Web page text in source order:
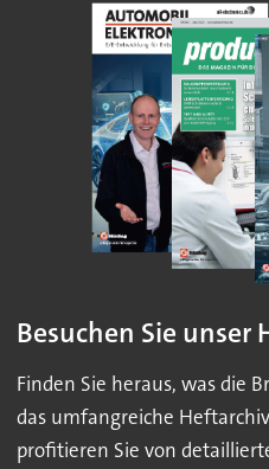
Besuchen Sie unser
Finden Sie heraus, was die
das umfangreiche
profitieren Sie von